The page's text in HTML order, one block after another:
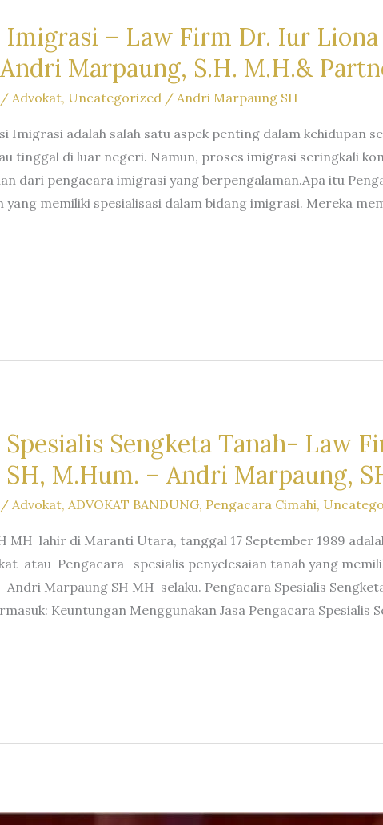
Imigrasi – Law Firm Dr. Iur Liona
Marpaung, S.H. M.H.&
/ Advokat, Uncategorized/ Andri Marpaung SH
Imigrasi adalah salah satu aspek penting dalam kehidupan
tinggal di luar negeri. Namun, proses imigrasi seringkali
dari pengacara imigrasi yang berpengalaman.Apa itu
yang memiliki spesialisasi dalam bidang imigrasi. Mereka
Spesialis Sengketa Tanah- Law
M.Hum. – Andri Marpaung,
/ Advokat, ADVOKAT BANDUNG, Pengacara Cimahi,
MH lahir di Maranti Utara, tanggal 17 September 1989
atau Pengacara spesialis penyelesaian tanah yang
Andri Marpaung SH MH selaku. Pengacara Spesialis
Keuntungan Menggunakan Jasa Pengacara Spesialis